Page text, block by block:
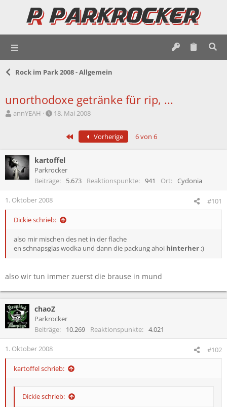
Rock im Park 2008 - Allgemein
unorthodoxe getränke für rip, ...
E
l
l
e
annYEAH
E
l
l
a
18. Mai 2008
Erste Vorherige 6 von 6
kartoffel
Parkrocker
Beiträge
5.673 Reaktionspunkte 941 Ort Cydonia
1. Oktober 2008 #101
Dickie schrieb:
also mir mischen des net in der flache
en schnapsglas wodka und dann die packung ahoi hinterher;)
also wir tun immer zuerst die brause in mund
chaoZ
Parkrocker
Beiträge
10.269 Reaktionspunkte 4.021
1. Oktober 2008 #102
kartoffel schrieb:
Dickie schrieb: